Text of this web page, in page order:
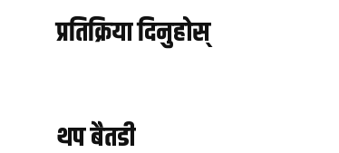
प्रतिक्रिया दिनुहोस्
थप बैतडी